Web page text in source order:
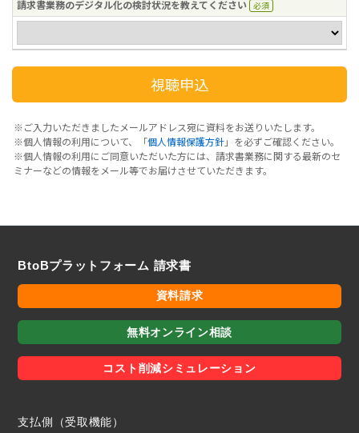
BtoBプラットフォーム 請求書
資料請求
無料オンライン相談
コスト削減シミュレーション
支払側（受取機能）